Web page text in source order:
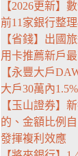
【2026更新】
前11家銀行整
【省錢】出國
用卡推薦新戶
【永豐大戶
大戶30萬內1.5%
【玉山證券】
的、金額比例
發揮複利效應